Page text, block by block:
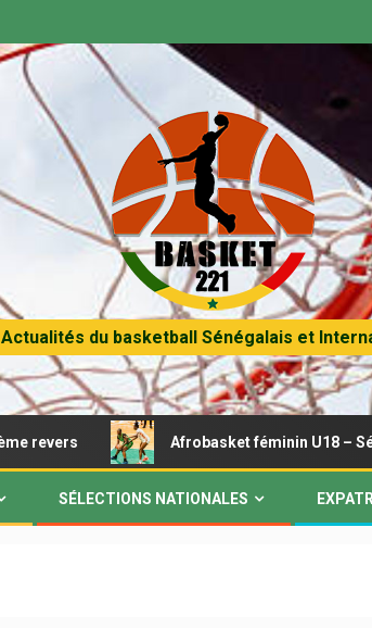
Actualités du basketball Sénégalais et
Afrobasket féminin U18 – Sénégal /
SÉLECTIONS NATIONALES